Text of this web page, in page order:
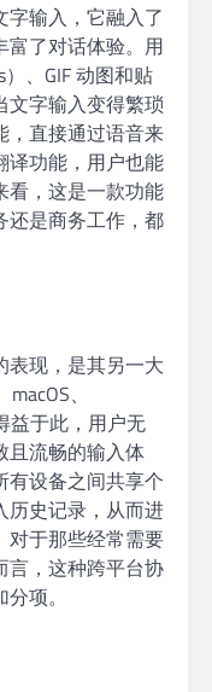
输入，它融入了
富了对话体验。用
、GIF 动图和贴
文字输入变得繁琐
，直接通过语音来
译功能，用户也能
看，这是一款功能
还是商务工作，都
表现，是其另一大
、
益于此，用户无
且流畅的输入体
有设备之间共享个
历史记录，从而进
对于那些经常需要
言，这种跨平台协
项。